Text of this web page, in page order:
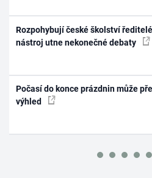
Rozpohybují české školství
nástroj utne nekonečné debaty
Počasí do konce prázdnin může
výhled